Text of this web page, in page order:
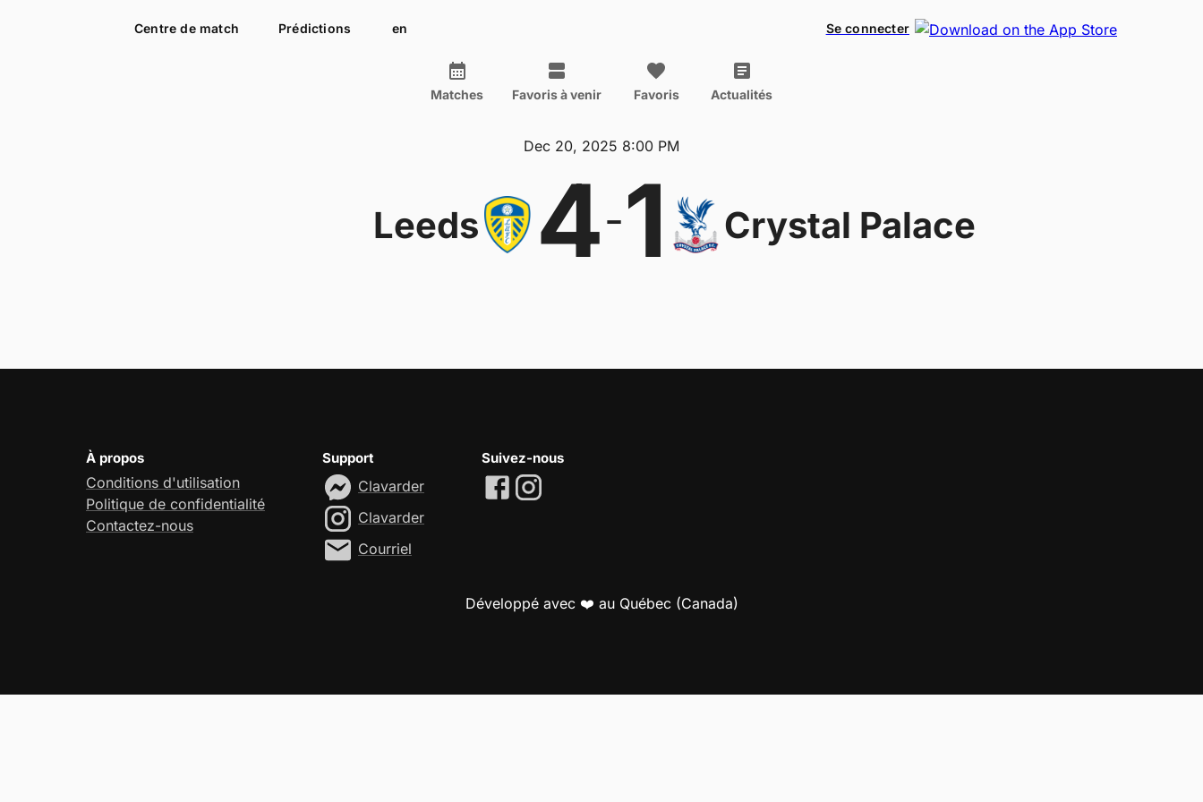
Centre de match Prédictions en Se connecter
Matches Favoris à venir Favoris Actualités
Dec 20, 2025 8:00 PM
Leeds 4-1 Crystal Palace
À propos
Conditions d'utilisation
Politique de confidentialité
Contactez-nous
Support
Clavarder
Clavarder
Courriel
Suivez-nous
Développé avec ❤️ au Québec (Canada)